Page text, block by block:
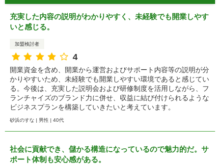
充実した内容の説明がわかりやすく、未経験でも開業しやす
いと感じる。
加盟検討者
4
開業資金を含め、開業から運営およびサポート内容等の説明が分
かりやすいため、未経験でも開業しやすい環境であると感じてい
る。今後は、充実した説明会および研修制度を活用しながら、フ
ランチャイズのブランド力に併せ、収益に結び付けられるような
ビジネスプランを構築していきたいと考えています。
砂浜のすな | 男性 | 40代
社会に貢献でき、儲かる構造になっているので魅力的だ。サ
ポート体制も安心感がある。